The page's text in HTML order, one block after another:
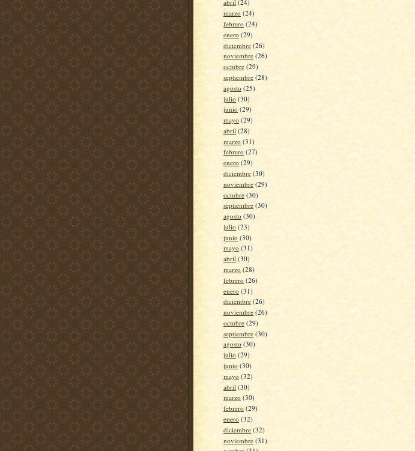
abril (24)
marzo (24)
febrero (24)
enero (29)
diciembre (26)
noviembre (26)
octubre (29)
septiembre (28)
agosto (25)
julio (30)
junio (29)
mayo (29)
abril (28)
marzo (31)
febrero (27)
enero (29)
diciembre (30)
noviembre (29)
octubre (30)
septiembre (30)
agosto (30)
julio (23)
junio (30)
mayo (31)
abril (30)
marzo (28)
febrero (26)
enero (31)
diciembre (26)
noviembre (26)
octubre (29)
septiembre (30)
agosto (30)
julio (29)
junio (30)
mayo (32)
abril (30)
marzo (30)
febrero (29)
enero (32)
diciembre (32)
noviembre (31)